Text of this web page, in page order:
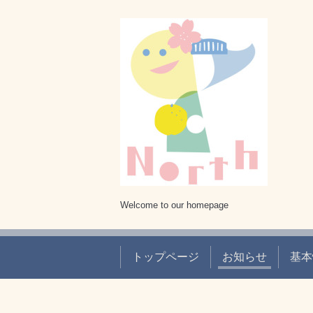
Welcome to our homepage
トップページ お知らせ 基